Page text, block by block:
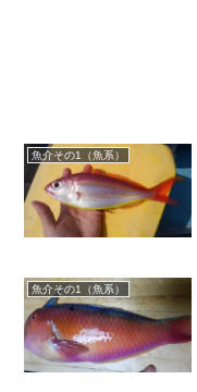
魚介その1（魚系）
魚介その1（魚系）